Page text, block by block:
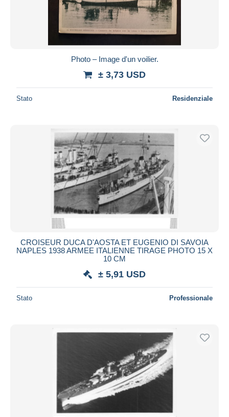
Photo – Image d'un voilier.
± 3,73 USD
Stato Residenziale
CROISEUR DUCA D'AOSTA ET EUGENIO DI SAVOIA
NAPLES 1938 ARMEE ITALIENNE TIRAGE PHOTO 15 X
10 CM
± 5,91 USD
Stato Professionale